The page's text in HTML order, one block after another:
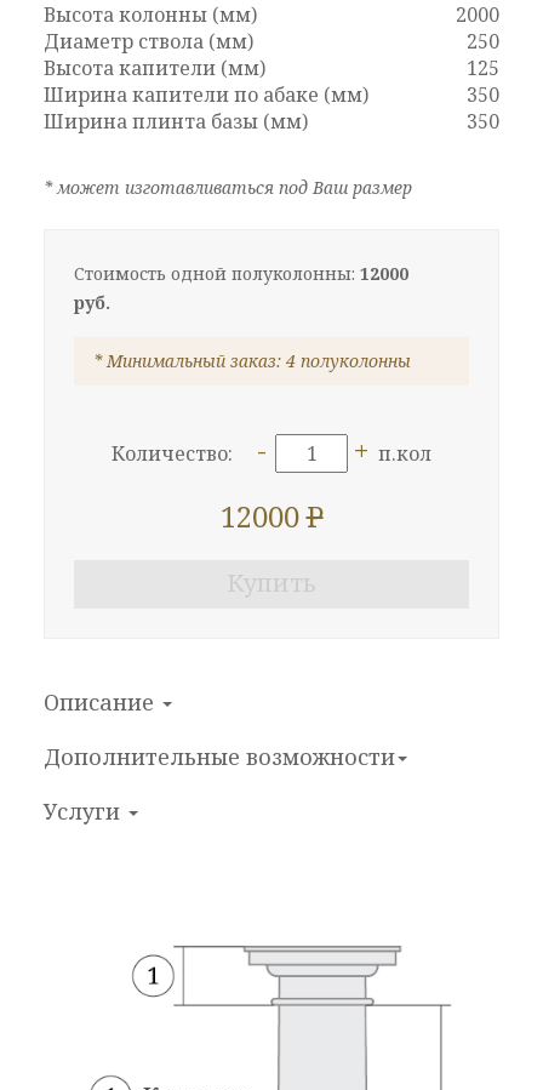
Высота колонны (мм)
2000
Диаметр ствола (мм)
250
Высота капители (мм)
125
Ширина капители по абаке (мм)
350
Ширина плинта базы (мм)
350
* может изготавливаться под Ваш размер
Стоимость одной полуколонны: 12000
руб.
* Минимальный заказ: 4 полуколонны
Количество: - + п.кол
12000P
Купить
Описание
Дополнительные возможности
Услуги